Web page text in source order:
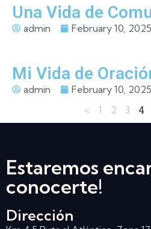
Una Vida de
admin February 10, 2025
Mi Vida de
admin
February 10, 2025
<
1 2 3 4
Estaremos
conocerte!
Dirección